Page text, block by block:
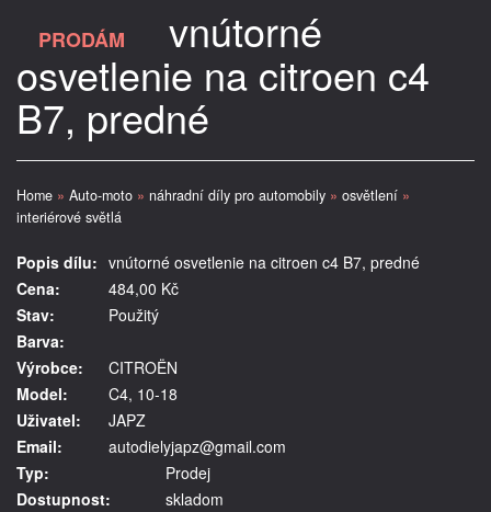
PRODÁM vnútorné
osvetlenie na citroen c4
B7, predné
Home » Auto-moto » náhradní díly pro automobily » osvětlení »
interiérové světlá
Popis dílu: vnútorné osvetlenie na citroen c4 B7, predné
Cena:
484,00 Kč
Stav:
Použitý
Barva:
Výrobce:
CITROËN
Model:
C4, 10-18
Uživatel:
JAPZ
Email:
autodielyjapz@gmail.com
Typ:
Prodej
Dostupnost:
skladom